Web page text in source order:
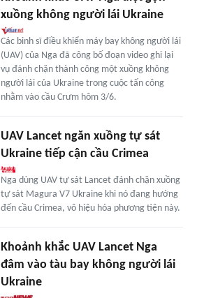
xuồng không người lái Ukraine
Các binh sĩ điều khiển máy bay không người lái
(UAV) của Nga đã công bố đoạn video ghi lại
vụ đánh chặn thành công một xuồng không
người lái của Ukraine trong cuộc tấn công
nhằm vào cầu Crưm hôm 3/6.
UAV Lancet ngăn xuồng tự sát
Ukraine tiếp cận cầu Crimea
Nga dùng UAV tự sát Lancet đánh chặn xuồng
tự sát Magura V7 Ukraine khi nó đang hướng
đến cầu Crimea, vô hiệu hóa phương tiện này.
Khoảnh khắc UAV Lancet Nga
đâm vào tàu bay không người lái
Ukraine